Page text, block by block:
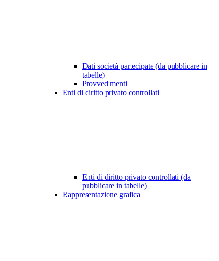
Dati società partecipate (da pubblicare in
tabelle)
Provvedimenti
Enti di diritto privato controllati
Enti di diritto privato controllati (da
pubblicare in tabelle)
Rappresentazione grafica